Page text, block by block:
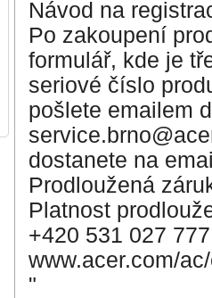
Návod na
Po zakoupení
formulář, kde je
seriové číslo
pošlete emailem
dostanete na
Prodloužená
Platnost
+420 531 027
www.acer.com/
"